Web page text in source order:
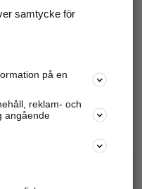
mm.
företaget
samtycke för
på en
reklam- och
angående